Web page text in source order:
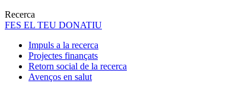
Recerca
FES EL TEU DONATIU
Impuls a la recerca
Projectes finançats
Retorn social de la recerca
Avenços en salut